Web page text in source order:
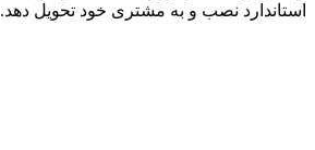
استاندارد نصب و به مشتری خود تحویل دهد.